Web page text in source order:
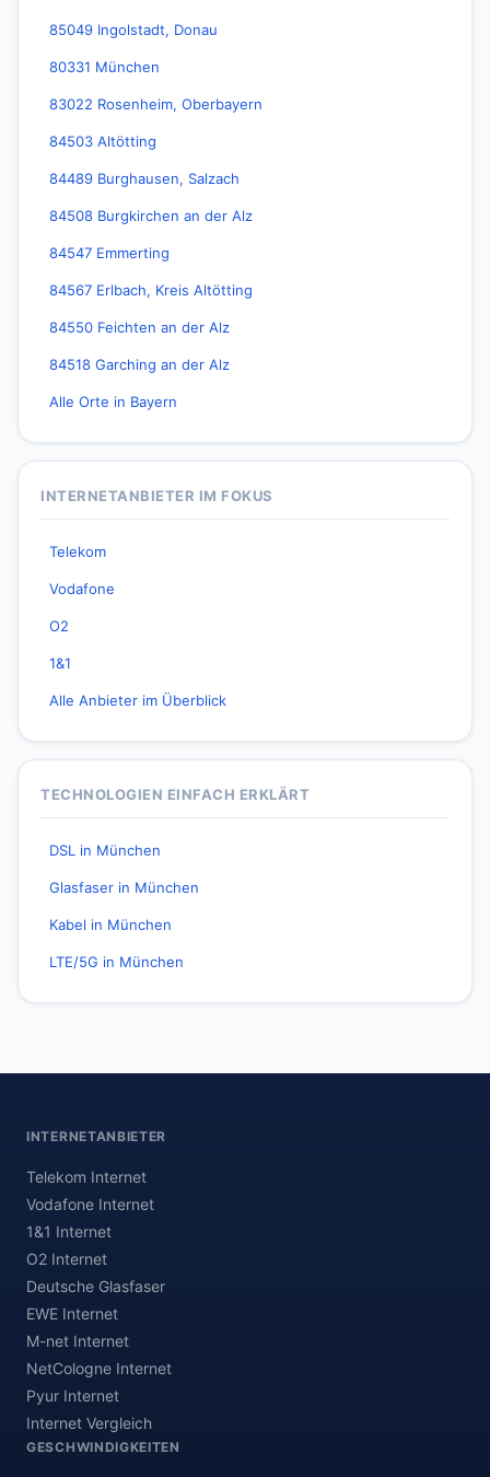
85049 Ingolstadt, Donau
80331 München
83022 Rosenheim, Oberbayern
84503 Altötting
84489 Burghausen, Salzach
84508 Burgkirchen an der Alz
84547 Emmerting
84567 Erlbach, Kreis Altötting
84550 Feichten an der Alz
84518 Garching an der Alz
Alle Orte in Bayern
INTERNETANBIETER IM FOKUS
Telekom
Vodafone
O2
1&1
Alle Anbieter im Überblick
TECHNOLOGIEN EINFACH ERKLÄRT
DSL in München
Glasfaser in München
Kabel in München
LTE/5G in München
INTERNETANBIETER
Telekom Internet
Vodafone Internet
1&1 Internet
O2 Internet
Deutsche Glasfaser
EWE Internet
M-net Internet
NetCologne Internet
Pyur Internet
Internet Vergleich
GESCHWINDIGKEITEN